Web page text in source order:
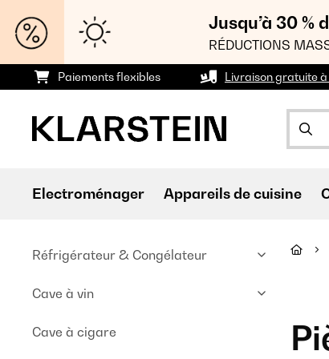
Jusqu’à 30
RÉDUCTIONS
Paiements flexibles Livraison gratuite
Electroménager Appareils de cuisine
Réfrigérateur & Congélateur
Cave à vin
Cave à cigare